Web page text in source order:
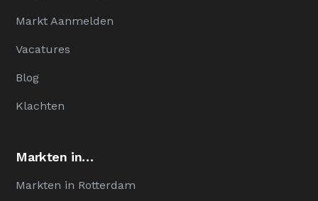
Markt Aanmelden
Vacatures
Blog
Klachten
Markten in…
Markten in Rotterdam